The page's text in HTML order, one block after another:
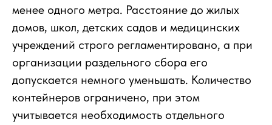
менее одного метра. Расстояние до жилых
домов, школ, детских садов и медицинских
учреждений строго регламентировано, а при
организации раздельного сбора его
допускается немного уменьшать. Количество
контейнеров ограничено, при этом
учитывается необходимость отдельного